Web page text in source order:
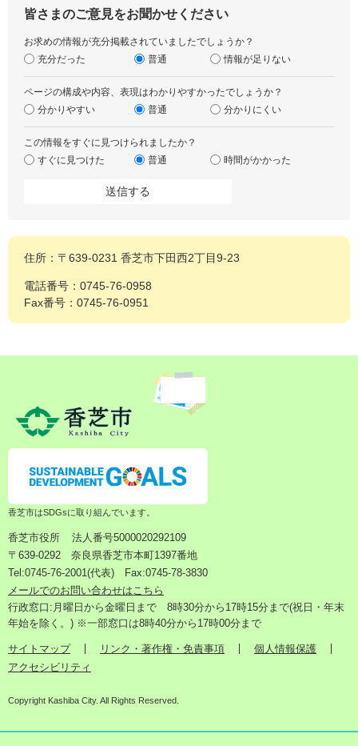
皆さまのご意見をお聞かせください
お求めの情報が充分掲載されていましたでしょうか？
充分だった
普通 情報が足りない
ページの構成や内容、表現はわかりやすかったでしょうか？
分かりやすい
普通 分かりにくい
この情報をすぐに見つけられましたか？
すぐに見つけた
普通 時間がかかった
住所：〒639-0231 香芝市下田西2丁目9-23
電話番号：0745-76-0958
Fax番号：0745-76-0951
香芝市はSDGsに取り組んでいます。
香芝市役所
法人番号5000020292109
〒639-0292 奈良県香芝市本町1397番地
Tel:0745-76-2001(代表) Fax:0745-78-3830
メールでのお問い合わせはこちら
行政窓口:月曜日から金曜日まで 8時30分から17時15分まで(祝日・年末
年始を除く。) ※一部窓口は8時40分から17時00分まで
サイトマップ リンク・著作権・免責事項
個人情報保護
アクセシビリティ
Copyright Kashiba City. All Rights Reserved.